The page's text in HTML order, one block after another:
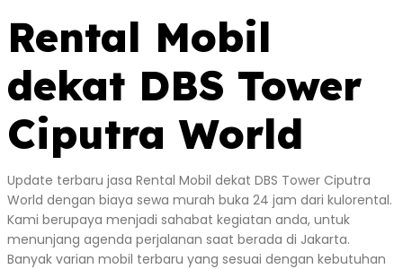
Rental Mobil
dekat DBS Tower
Ciputra World
Update terbaru jasa Rental Mobil dekat DBS Tower Ciputra
World dengan biaya sewa murah buka 24 jam dari kulorental.
Kami berupaya menjadi sahabat kegiatan anda, untuk
menunjang agenda perjalanan saat berada di Jakarta.
Banyak varian mobil terbaru yang sesuai dengan kebutuhan